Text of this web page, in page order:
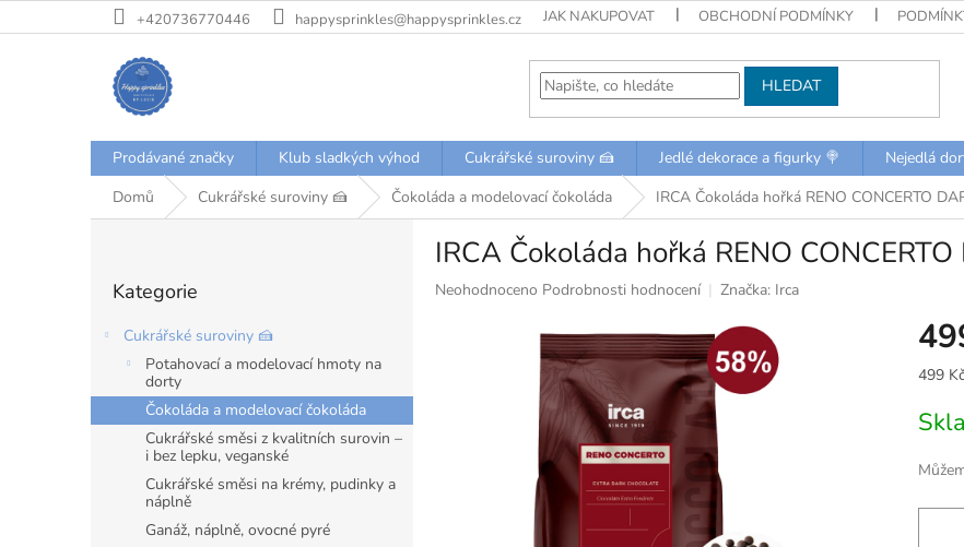
na
+420736770446 happysprinkles@happysprinkles.cz JAK NAKUPOVAT OBCHODNÍ PODMÍNKY
HLEDAT
Prodávané značky Klub sladkých výhod Cukrářské suroviny 🍰 Jedlé dekorace a figurky 🍭 Nejedlá
Domů
Cukrářské suroviny 🍰 Čokoláda a modelovací čokoláda IRCA Čokoláda hořká RENO CONCERTO
n
í
kategorie
Kategorie
Cukrářské suroviny 🍰
Potahovací a modelovací hmoty na
dorty
Čokoláda a modelovací čokoláda
Cukrářské směsi z kvalitních surovin –
i bez lepku, veganské
Cukrářské směsi na krémy, pudinky a
náplně
Ganáž, náplně, ovocné pyré
IRCA Čokoláda hořká RENO
Průměrné
Neohodnoceno Podrobnosti hodnocení Značka: Irca
Měrná
499